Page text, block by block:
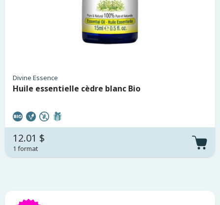
Divine Essence
Huile essentielle cèdre blanc Bio
12.01 $
1 format